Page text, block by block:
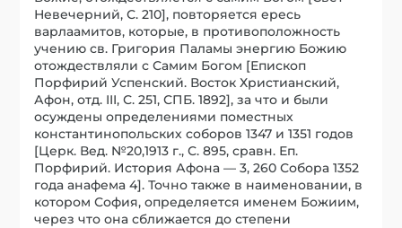
Невечерний, С. 210], повторяется ересь
варлаамитов, которые, в противоположность
учению св. Григория Паламы энергию Божию
отождествляли с Самим Богом [Епископ
Порфирий Успенский. Восток Христианский,
Афон, отд. III, С. 251, СПБ. 1892], за что и были
осуждены определениями поместных
константинопольских соборов 1347 и 1351 годов
[Церк. Вед. №20,1913 г., С. 895, сравн. Еп.
Порфирий. История Афона — 3, 260 Собора 1352
года анафема 4]. Точно также в наименовании, в
котором София, определяется именем Божиим,
через что она сближается до степени